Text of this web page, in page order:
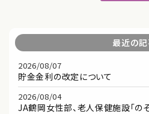
最近の
2026/08/07
貯金金利の改定について
2026/08/04
JA鶴岡女性部、老人保健施設「の